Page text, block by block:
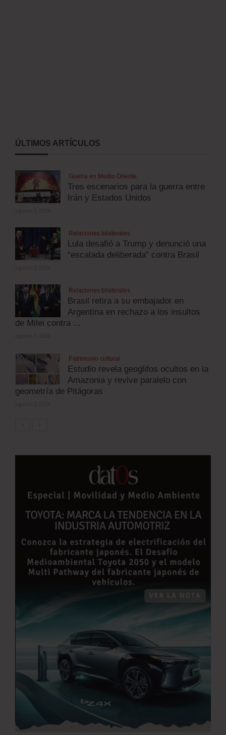
ÚLTIMOS ARTÍCULOS
Guerra en Medio Oriente
Tres escenarios para la guerra entre
Irán y Estados Unidos
Relaciones bilaterales
Lula desafió a Trump y denunció una
“escalada deliberada” contra Brasil
Relaciones bilaterales
Brasil retira a su embajador en
Argentina en rechazo a los insultos
de Milei contra ...
Patrimonio cultural
Estudio revela geoglifos ocultos en la
Amazonia y revive paralelo con
geometría de Pitágoras